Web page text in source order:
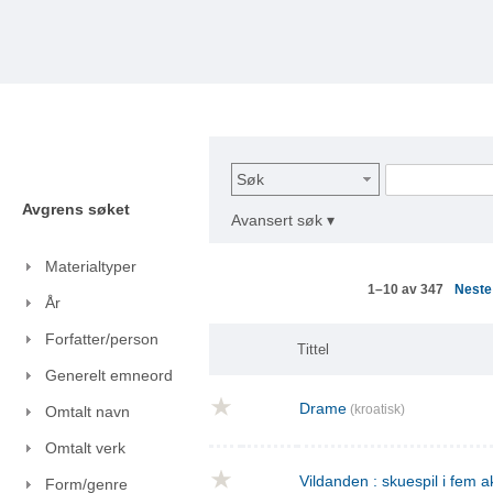
Avgrens søket
Materialtyper
År
Forfatter/person
Generelt emneord
Omtalt navn
Omtalt verk
Form/genre
Søk
Avansert søk ▾
1–10 av 347
Tittel
Drame (kroatisk)
Vildanden : skuespil i fem